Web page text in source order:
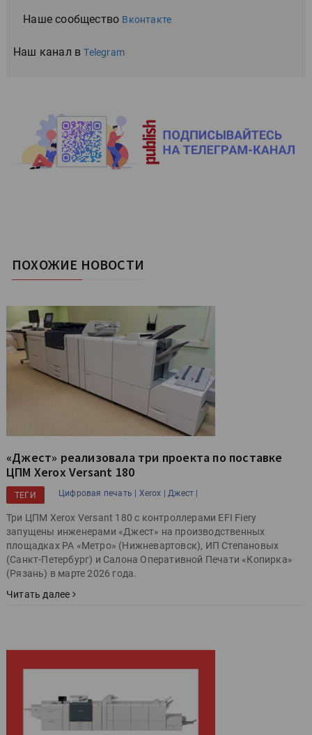
Наше сообщество Вконтакте
Наш канал вTelegram
ПОХОЖИЕ НОВОСТИ
«Джест» реализовала три проекта по поставке
ЦПМ Xerox Versant 180
ТЕГИ Цифровая печать | Xerox | Джест |
Три ЦПМ Xerox Versant 180 с контроллерами EFI Fiery
запущены инженерами «Джест» на производственных
площадках РА «Метро» (Нижневартовск), ИП Степановых
(Санкт-Петербург) и Салона Оперативной Печати «Копирка»
(Рязань) в марте 2026 года.
Читать далее